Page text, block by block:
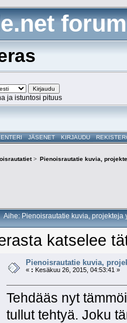
forum
ja istuntosi pituus
JÄSENET KIRJAUDU
> Pienoisrautatie kuvia,
Aihe: Pienoisrautatie kuvia,
katselee
Pienoisrautatie kuvia,
« : Kesäkuu 26, 2015, 04:53:41 »
Tehdääs nyt
tullut tehtyä. Joku